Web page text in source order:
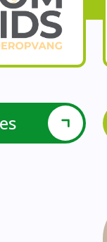
met
groep 8 het
Op onze school